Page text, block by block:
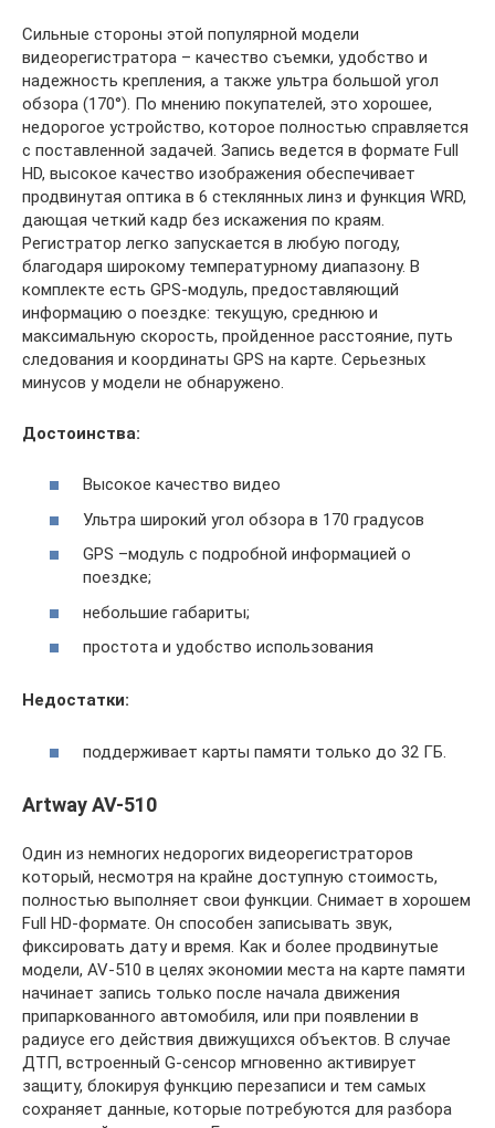
Сильные стороны этой популярной модели
видеорегистратора – качество съемки, удобство и
надежность крепления, а также ультра большой угол
обзора (170°). По мнению покупателей, это хорошее,
недорогое устройство, которое полностью справляется
с поставленной задачей. Запись ведется в формате Full
HD, высокое качество изображения обеспечивает
продвинутая оптика в 6 стеклянных линз и функция WRD,
дающая четкий кадр без искажения по краям.
Регистратор легко запускается в любую погоду,
благодаря широкому температурному диапазону. В
комплекте есть GPS-модуль, предоставляющий
информацию о поездке: текущую, среднюю и
максимальную скорость, пройденное расстояние, путь
следования и координаты GPS на карте. Серьезных
минусов у модели не обнаружено.
Достоинства:
Высокое качество видео
Ультра широкий угол обзора в 170 градусов
GPS –модуль с подробной информацией о
поездке;
небольшие габариты;
простота и удобство использования
Недостатки:
поддерживает карты памяти только до 32 ГБ.
Artway AV-510
Один из немногих недорогих видеорегистраторов
который, несмотря на крайне доступную стоимость,
полностью выполняет свои функции. Снимает в хорошем
Full HD-формате. Он способен записывать звук,
фиксировать дату и время. Как и более продвинутые
модели, AV-510 в целях экономии места на карте памяти
начинает запись только после начала движения
припаркованного автомобиля, или при появлении в
радиусе его действия движущихся объектов. В случае
ДТП, встроенный G-сенсор мгновенно активирует
защиту, блокируя функцию перезаписи и тем самых
сохраняет данные, которые потребуются для разбора